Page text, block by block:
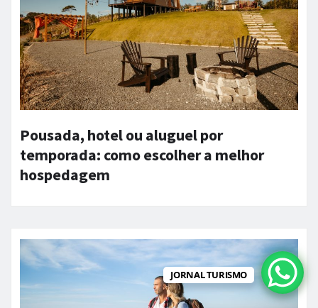
Pousada, hotel ou aluguel por
temporada: como escolher a melhor
hospedagem
JORNAL TURISMO